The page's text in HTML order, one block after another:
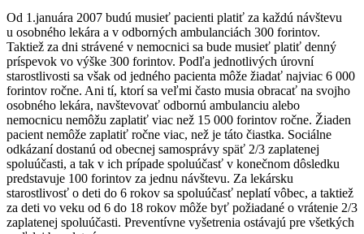
Od 1.januára 2007 budú musieť pacienti platiť za každú návštevu
u osobného lekára a v odborných ambulanciách 300 forintov.
Taktiež za dni strávené v nemocnici sa bude musieť platiť denný
príspevok vo výške 300 forintov. Podľa jednotlivých úrovní
starostlivosti sa však od jedného pacienta môže žiadať najviac 6 000
forintov ročne. Ani tí, ktorí sa veľmi často musia obracať na svojho
osobného lekára, navštevovať odbornú ambulanciu alebo
nemocnicu nemôžu zaplatiť viac než 15 000 forintov ročne. Žiaden
pacient nemôže zaplatiť ročne viac, než je táto čiastka. Sociálne
odkázaní dostanú od obecnej samosprávy späť 2/3 zaplatenej
spoluúčasti, a tak v ich prípade spoluúčasť v konečnom dôsledku
predstavuje 100 forintov za jednu návštevu. Za lekársku
starostlivosť o deti do 6 rokov sa spoluúčasť neplatí vôbec, a taktiež
za deti vo veku od 6 do 18 rokov môže byť požiadané o vrátenie 2/3
zaplatenej spoluúčasti. Preventívne vyšetrenia ostávajú pre všetkých